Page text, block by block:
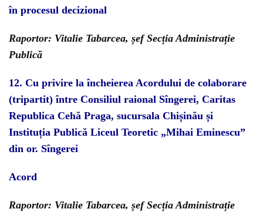
în procesul decizional
Raportor: Vitalie Tabarcea, șef Secția Administrație
Publică
12. Cu privire la încheierea Acordului de colaborare
(tripartit)între Consiliul raional Sîngerei, Caritas
Republica Cehă Praga, sucursala Chișinău și
Instituția Publică Liceul Teoretic „Mihai Eminescu”
din or. Sîngerei
Acord
Raportor: Vitalie Tabarcea, șef Secția Administrație